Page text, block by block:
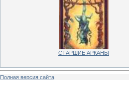
СТАРШИЕ АРКАНЫ
Полная версия сайта